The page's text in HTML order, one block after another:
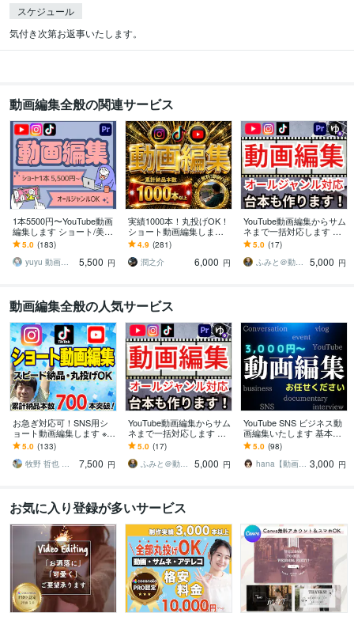
スケジュール
気付き次第お返事いたします。
動画編集全般の関連サービス
1本5500円〜YouTube動画
編集します ショート/美容/
エンタメ/ビジネス/対談な
んでもOK！
5.0 (183)
yuyu 動画編集 サムネ制作
5,500 円
実績1000本！丸投げOK！
ショート動画編集します
〜YouTube shorts・TikTo
k・リール対応〜
4.9 (281)
潤之介
6,000 円
YouTube動画編集からサム
ネまで一括対応します ／
TikTokやリールも対応！
企画から編集まで徹底サ
ポート！
5.0 (17)
ふみと＠動画×台本
5,000 円
動画編集全般の人気サービス
お急ぎ対応可！SNS用シ
ョート動画編集します ※Ti
kTok、Instagram、YouTu
be、Xなど
5.0 (133)
牧野 哲也 ★ 動画編集まきくん
7,500 円
YouTube動画編集からサム
ネまで一括対応します ／
TikTokやリールも対応！
企画から編集まで徹底サ
ポート！
5.0 (17)
ふみと＠動画×台本
5,000 円
YouTube SNS ビジネス動
画編集いたします 基本を
大切に分かりやすく丁寧
に対応させていただきま
す！
5.0 (98)
hana【動画編集】 3,000 円
お気に入り登録が多いサービス